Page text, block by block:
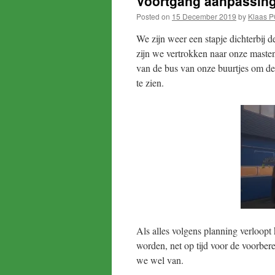
Posted on 15 December 2019 by Klaas
We zijn weer een stapje dichterbij
zijn we vertrokken naar onze
van de bus van onze buurtjes om
te zien.
Als alles volgens planning
worden, net op tijd voor de
we wel van.